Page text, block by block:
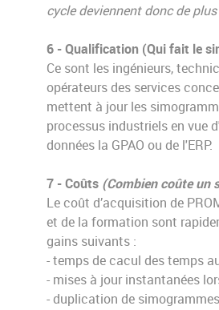
cycle deviennent donc de
6 - Qualification (Qui fait le
Ce sont les ingénieurs,
opérateurs des services
mettent à jour les
processus industriels en vue
données la GPAO ou de l'ERP.
7 - Coûts (Combien coûte un
Le coût d’acquisition de
et de la formation sont
gains suivants :
- temps de cacul des temps
- mises à jour instantanées
- duplication de